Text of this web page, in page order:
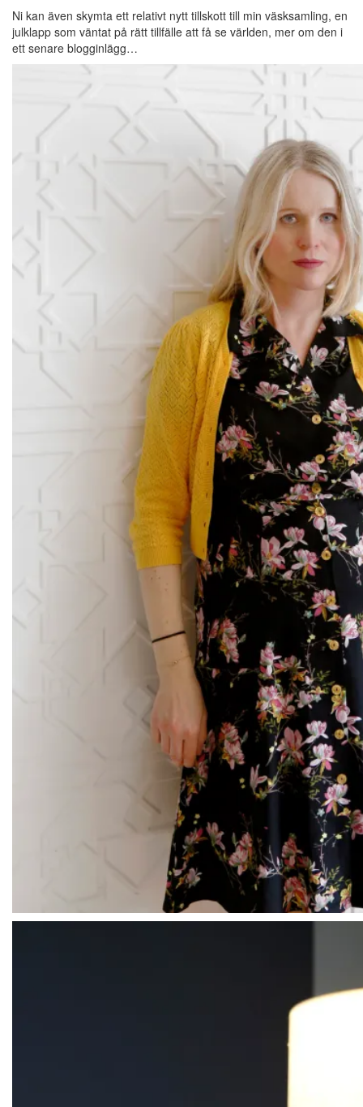
Ni kan även skymta ett relativt nytt tillskott till min väsksamling, en
julklapp som väntat på rätt tillfälle att få se världen, mer om den i
ett senare blogginlägg…